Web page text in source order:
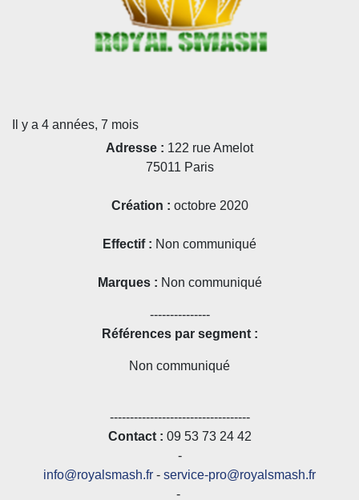
Il y a 4 années, 7 mois
Adresse : 122 rue Amelot
75011 Paris
Création : octobre 2020
Effectif : Non communiqué
Marques : Non communiqué
---------------
Références par segment :
Non communiqué
-----------------------------------
Contact : 09 53 73 24 42
-
info@royalsmash.fr - service-pro@royalsmash.fr
-